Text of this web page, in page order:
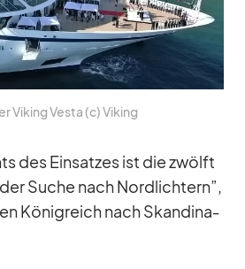
Vi­king Vesta (c) Vi­king
des Ein­sat­zes ist die zwölf­t
Su­che nach Nord­lich­tern”,
Kö­nig­reich nach Skan­di­na­